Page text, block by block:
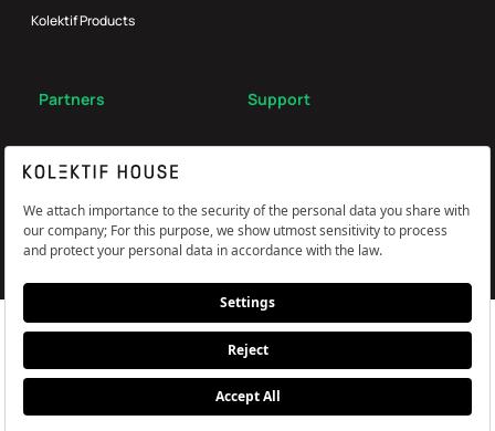
Kolektif Products
Partners Support
Çerez Tercihlerini Yönetin
Information and Explicit Consent Statement